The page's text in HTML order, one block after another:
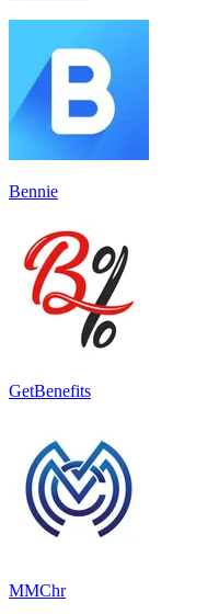
Bennie
GetBenefits
MMChr